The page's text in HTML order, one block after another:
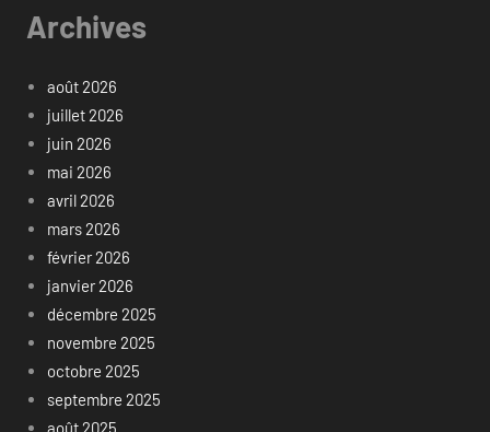
Archives
août 2026
juillet 2026
juin 2026
mai 2026
avril 2026
mars 2026
février 2026
janvier 2026
décembre 2025
novembre 2025
octobre 2025
septembre 2025
août 2025